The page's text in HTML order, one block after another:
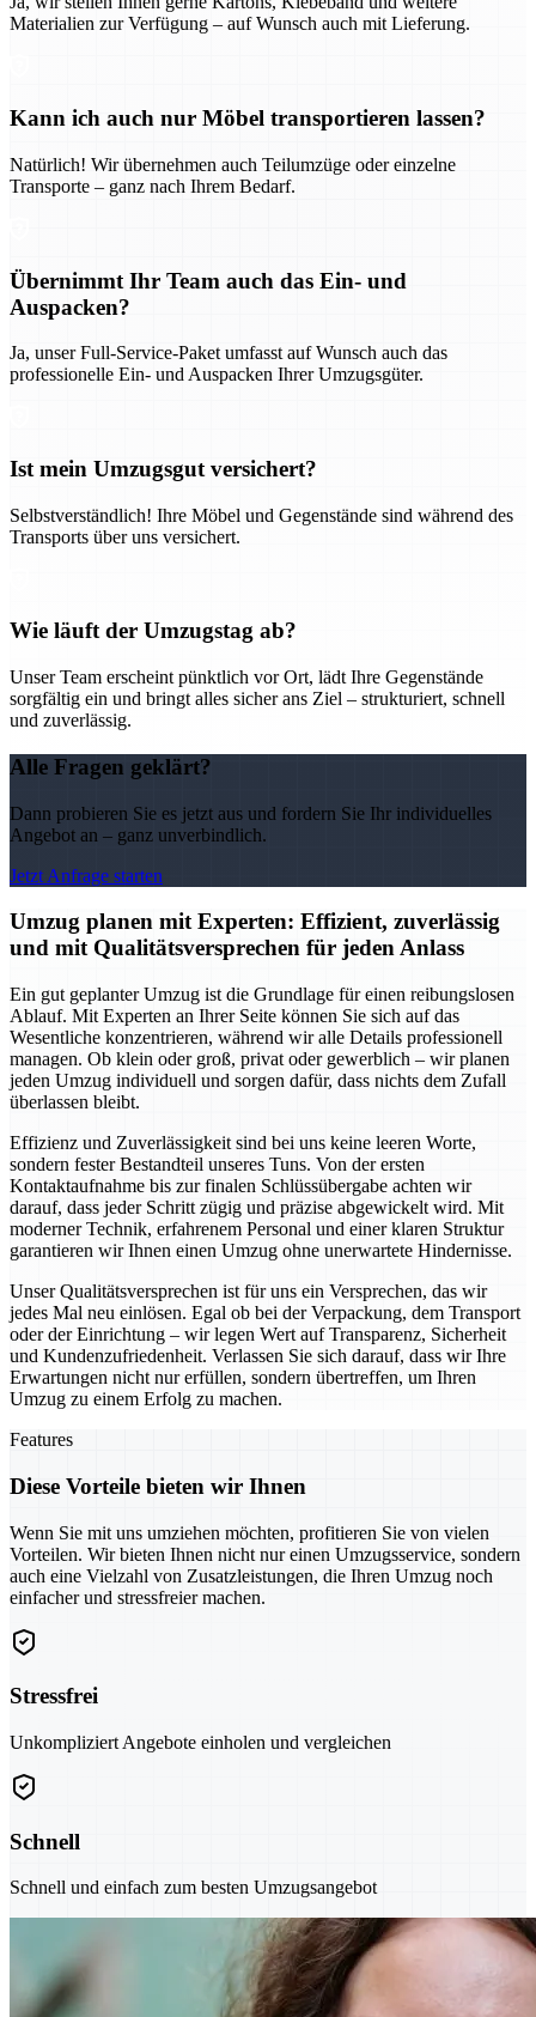
Materialien zur Verfügung – auf Wunsch auch mit Lieferung.
Kann ich auch nur Möbel transportieren lassen?
Natürlich! Wir übernehmen auch Teilumzüge oder einzelne
Transporte – ganz nach Ihrem Bedarf.
Übernimmt Ihr Team auch das Ein- und
Auspacken?
Ja, unser Full-Service-Paket umfasst auf Wunsch auch das
professionelle Ein- und Auspacken Ihrer Umzugsgüter.
Ist mein Umzugsgut versichert?
Selbstverständlich! Ihre Möbel und Gegenstände sind während des
Transports über uns versichert.
Wie läuft der Umzugstag ab?
Unser Team erscheint pünktlich vor Ort, lädt Ihre Gegenstände
sorgfältig ein und bringt alles sicher ans Ziel – strukturiert, schnell
und zuverlässig.
Alle Fragen geklärt?
Dann probieren Sie es jetzt aus und fordern Sie Ihr individuelles
Angebot an – ganz unverbindlich.
Jetzt Anfrage starten
Umzug planen mit Experten: Effizient, zuverlässig
und mit Qualitätsversprechen für jeden Anlass
Ein gut geplanter Umzug ist die Grundlage für einen reibungslosen
Ablauf. Mit Experten an Ihrer Seite können Sie sich auf das
Wesentliche konzentrieren, während wir alle Details professionell
managen. Ob klein oder groß, privat oder gewerblich – wir planen
jeden Umzug individuell und sorgen dafür, dass nichts dem Zufall
überlassen bleibt.
Effizienz und Zuverlässigkeit sind bei uns keine leeren Worte,
sondern fester Bestandteil unseres Tuns. Von der ersten
Kontaktaufnahme bis zur finalen Schlüssübergabe achten wir
darauf, dass jeder Schritt zügig und präzise abgewickelt wird. Mit
moderner Technik, erfahrenem Personal und einer klaren Struktur
garantieren wir Ihnen einen Umzug ohne unerwartete Hindernisse.
Unser Qualitätsversprechen ist für uns ein Versprechen, das wir
jedes Mal neu einlösen. Egal ob bei der Verpackung, dem Transport
oder der Einrichtung – wir legen Wert auf Transparenz, Sicherheit
und Kundenzufriedenheit. Verlassen Sie sich darauf, dass wir Ihre
Erwartungen nicht nur erfüllen, sondern übertreffen, um Ihren
Umzug zu einem Erfolg zu machen.
Features
Diese Vorteile bieten wir Ihnen
Wenn Sie mit uns umziehen möchten, profitieren Sie von vielen
Vorteilen. Wir bieten Ihnen nicht nur einen Umzugsservice, sondern
auch eine Vielzahl von Zusatzleistungen, die Ihren Umzug noch
einfacher und stressfreier machen.
Stressfrei
Unkompliziert Angebote einholen und vergleichen
Schnell
Schnell und einfach zum besten Umzugsangebot